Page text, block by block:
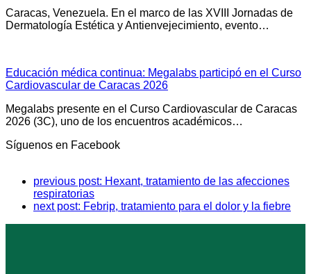
Caracas, Venezuela. En el marco de las XVIII Jornadas de
Dermatología Estética y Antienvejecimiento, evento…
Educación médica continua: Megalabs participó en el Curso
Cardiovascular de Caracas 2026
Megalabs presente en el Curso Cardiovascular de Caracas
2026 (3C), uno de los encuentros académicos…
Síguenos en Facebook
previous post: Hexant, tratamiento de las afecciones
respiratorias
next post: Febrip, tratamiento para el dolor y la fiebre